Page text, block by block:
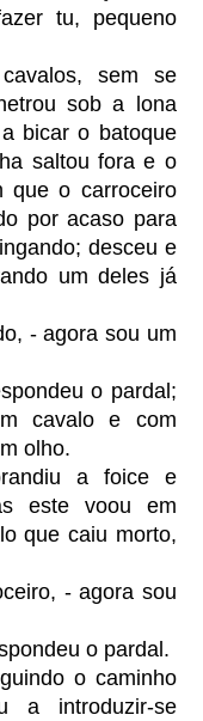
tu, pequeno
sem se
sob a lona
bicar o batoque
saltou fora e o
que o carroceiro
por acaso para
desceu e
um deles já
- agora sou um
o pardal;
cavalo e com
olho.
a foice e
este voou em
que caiu morto,
- agora sou
o pardal.
o caminho
a introduzir-se